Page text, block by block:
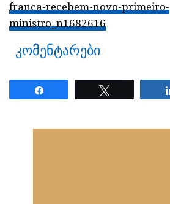
franca-recebem-novo-primeiro-
ministro_n1682616
კომენტარები